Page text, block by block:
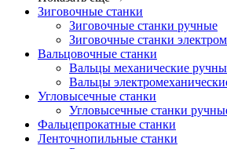
Зиговочные станки
Зиговочные станки ручные
Зиговочные станки
Вальцовочные станки
Вальцы механические
Вальцы
Угловысечные станки
Угловысечные станки
Фальцепрокатные станки
Ленточнопильные станки